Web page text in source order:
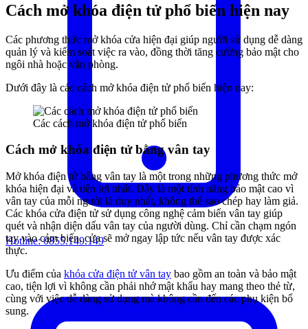
Hotline:0855.149.149
Cách mở khóa điện tử phổ biến hiện nay
Các phương thức mở khóa cửa hiện đại giúp người sử dụng dễ dàng
quản lý và kiểm soát việc ra vào, đồng thời tăng cường bảo mật cho
ngôi nhà hoặc văn phòng.
Dưới đây là các cách mở khóa điện tử phổ biến hiện nay:
Các cách mở khóa điện tử phổ biến
Cách mở khóa điện tử bằng vân tay
Mở khóa điện tử bằng vân tay là một trong những phương thức mở
khóa hiện đại và tiện lợi nhất. Đây là một tính năng bảo mật cao vì
vân tay của mỗi người là duy nhất, không thể sao chép hay làm giả.
Các khóa cửa điện tử sử dụng công nghệ cảm biến vân tay giúp
quét và nhận diện dấu vân tay của người dùng. Chỉ cần chạm ngón
tay vào cảm biến, cửa sẽ mở ngay lập tức nếu vân tay được xác
thực.
Ưu điểm của khóa cửa điện tử vân tay bao gồm an toàn và bảo mật
cao, tiện lợi vì không cần phải nhớ mật khẩu hay mang theo thẻ từ,
cùng với việc dễ dàng sử dụng mà không cần đến các phụ kiện bổ
sung.